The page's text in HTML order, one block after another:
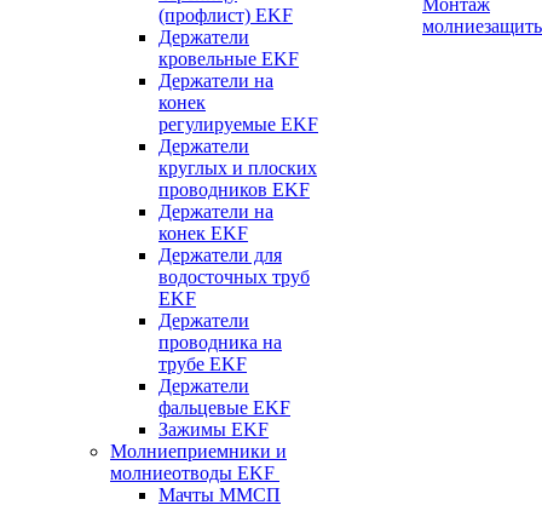
(профлист) EKF
Держатели
кровельные EKF
Держатели на
конек
регулируемые EKF
Держатели
круглых и плоских
проводников EKF
Держатели на
конек EKF
Держатели для
водосточных труб
EKF
Держатели
проводника на
трубе EKF
Держатели
фальцевые EKF
Зажимы EKF
Молниеприемники и
молниеотводы EKF
Мачты ММСП
Монтаж